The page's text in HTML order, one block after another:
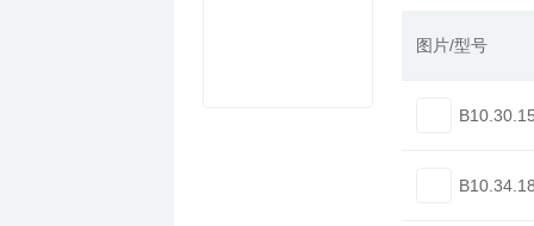
图片/型号